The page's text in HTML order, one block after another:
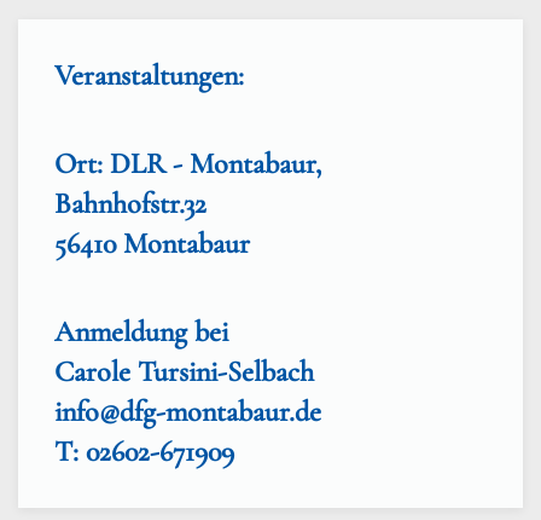
Veranstaltungen:
Ort: DLR - Montabaur,
Bahnhofstr.32
56410 Montabaur
Anmeldung bei
Carole Tursini-Selbach
info@dfg-montabaur.de
T: 02602-671909